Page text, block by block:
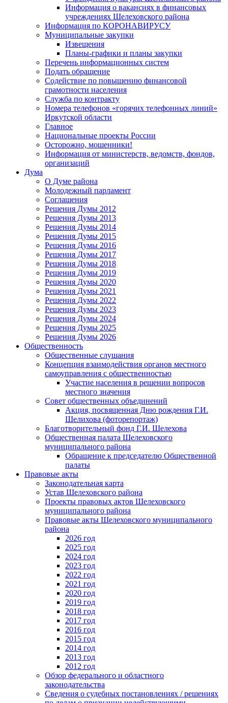
Информация о вакансиях в финансовых
учреждениях Шелеховского района
Информация по КОРОНАВИРУСУ
Муниципальные закупки
Извещения
Планы-графики и планы закупки
Перечень информационных систем
Подать обращение
Содействие по повышению финансовой
грамотности населения
Служба по контракту
Номера телефонов «горячих телефонных линий»
Иркутской области
Главное
Национальные проекты России
Осторожно, мошенники!
Информация от министерств, ведомств, фондов,
организаций
Дума
О Думе района
Молодежный парламент
Соглашения
Решения Думы 2012
Решения Думы 2013
Решения Думы 2014
Решения Думы 2015
Решения Думы 2016
Решения Думы 2017
Решения Думы 2018
Решения Думы 2019
Решения Думы 2020
Решения Думы 2021
Решения Думы 2022
Решения Думы 2023
Решения Думы 2024
Решения Думы 2025
Решения Думы 2026
Общественность
Общественные слушания
Концепция взаимодействия органов местного
самоуправления с общественностью
Участие населения в решении вопросов
местного значения
Совет общественных объединений
Акция, посвященная Дню рождения Г.И.
Шелихова (фоторепортаж)
Благотворительный фонд Г.И. Шелехова
Общественная палата Шелеховского
муниципального района
Обращение к председателю Общественной
палаты
Правовые акты
Законодательная карта
Устав Шелеховского района
Проекты правовых актов Шелеховского
муниципального района
Правовые акты Шелеховского муниципального
района
2026 год
2025 год
2024 год
2023 год
2022 год
2021 год
2020 год
2019 год
2018 год
2017 год
2016 год
2015 год
2014 год
2013 год
2012 год
Обзор федерального и областного
законодательства
Сведения о судебных постановлениях / решениях